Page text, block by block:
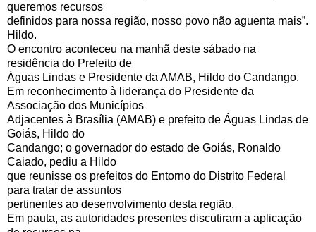
queremos recursos
definidos para nossa região, nosso povo não aguenta mais”.
Hildo.
O encontro aconteceu na manhã deste sábado na
residência do Prefeito de
Águas Lindas e Presidente da AMAB, Hildo do Candango.
Em reconhecimento à liderança do Presidente da
Associação dos Municípios
Adjacentes à Brasília (AMAB) e prefeito de Águas Lindas de
Goiás, Hildo do
Candango; o governador do estado de Goiás, Ronaldo
Caiado, pediu a Hildo
que reunisse os prefeitos do Entorno do Distrito Federal
para tratar de assuntos
pertinentes ao desenvolvimento desta região.
Em pauta, as autoridades presentes discutiram a aplicação